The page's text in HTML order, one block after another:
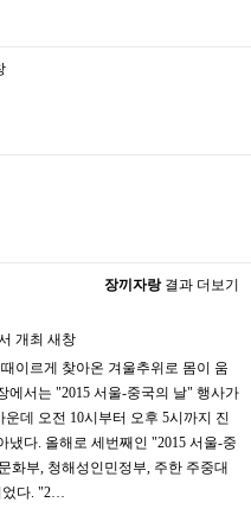
장끼자랑결과 더보기
개최 새창
이르게 찾아온 겨울추위로 몸이 움
에서는 "2015 서울-중국의 날" 행사가
데 오전 10시부터 오후 5시까지 진
다. 올해로 세번째인 "2015 서울-중
화부, 청해성인민정부, 주한 주중대
다. "2…